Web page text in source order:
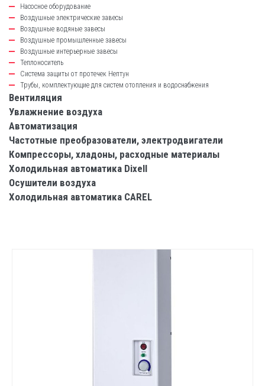
Насосное оборудование
Воздушные электрические завесы
Воздушные водяные завесы
Воздушные промышленные завесы
Воздушные интерьерные завесы
Теплоноситель
Система защиты от протечек Нептун
Трубы, комплектующие для систем отопления и водоснабжения
Вентиляция
Увлажнение воздуха
Автоматизация
Частотные преобразователи, электродвигатели
Компрессоры, хладоны, расходные материалы
Холодильная автоматика Dixell
Осушители воздуха
Холодильная автоматика CAREL